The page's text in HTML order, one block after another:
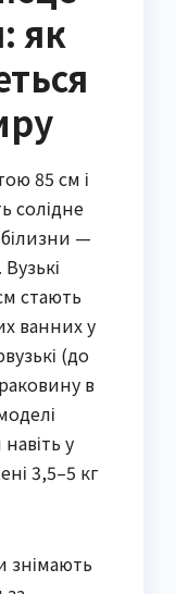
як
85 см і
солідне
—
стають
ванних у
(до
в
у
3,5–5 кг
знімають